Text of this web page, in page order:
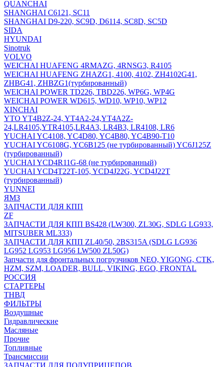
QUANCHAI
SHANGHAI C6121, SC11
SHANGHAI D9-220, SC9D, D6114, SC8D, SC5D
SIDA
HYUNDAI
Sinotruk
VOLVO
WEICHAI HUAFENG 4RMAZG, 4RNSG3, R4105
WEICHAI HUAFENG ZHAZG1, 4100, 4102, ZH4102G41,
ZHBG41, ZHBZG1(турбированный)
WEICHAI POWER TD226, TBD226, WP6G, WP4G
WEICHAI POWER WD615, WD10, WP10, WP12
XINCHAI
YTO YT4B2Z-24, YT4A2-24,YT4A2Z-
24,LR4105,YTR4105,LR4A3, LR4B3, LR4108, LR6
YUCHAI YC4108, YC4D80, YC4B80, YC4B90-T10
YUCHAI YC6108G, YC6B125 (не турбированный) YC6J125Z
(турбированный)
YUCHAI YCD4R11G-68 (не турбированный)
YUCHAI YCD4T22T-105, YCD4J22G, YCD4J22T
(турбированный)
YUNNEI
ЯМЗ
ЗАПЧАСТИ ДЛЯ КПП
ZF
ЗАПЧАСТИ ДЛЯ КПП BS428 (LW300, ZL30G, SDLG LG933,
MITSUBER ML333)
ЗАПЧАСТИ ДЛЯ КПП ZL40/50, 2BS315A (SDLG LG936
LG952 LG953 LG956 LW500 ZL50G)
Запчасти для фронтальных погрузчиков NEO, YIGONG, CTK,
HZM, SZM, LOADER, BULL, VIKING, EGO, FRONTAL
РОССИЯ
СТАРТЕРЫ
ТНВД
ФИЛЬТРЫ
Воздушные
Гидравлические
Масляные
Прочие
Топливные
Трансмиссии
ЗАПЧАСТИ ДЛЯ ПОЛУПРИЦЕПОВ